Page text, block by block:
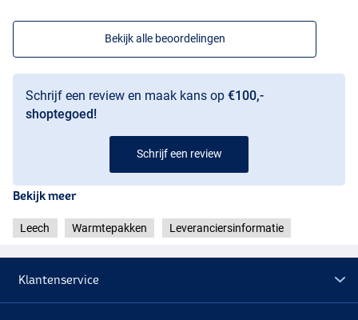
Bekijk alle beoordelingen
Schrijf een review en maak kans op €100,-
shoptegoed!
Schrijf een review
Bekijk meer
Leech Warmtepakken Leveranciersinformatie
Klantenservice